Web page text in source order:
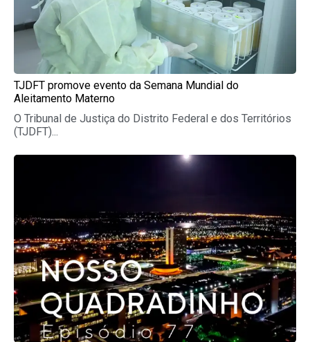
TJDFT promove evento da Semana Mundial do
Aleitamento Materno
O Tribunal de Justiça do Distrito Federal e dos Territórios
(TJDFT)...